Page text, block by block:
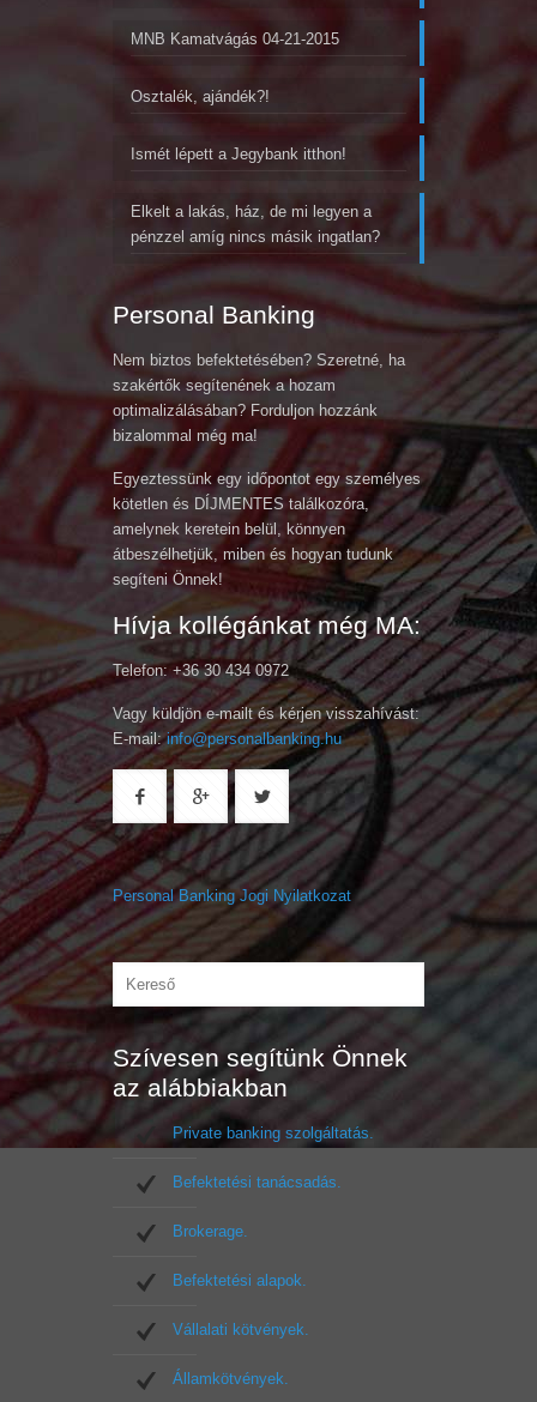
MNB Kamatvágás 04-21-2015
Osztalék, ajándék?!
Ismét lépett a Jegybank itthon!
Elkelt a lakás, ház, de mi legyen a
pénzzel amíg nincs másik ingatlan?
Personal Banking
Nem biztos befektetésében? Szeretné, ha
szakértők segítenének a hozam
optimalizálásában? Forduljon hozzánk
bizalommal még ma!
Egyeztessünk egy időpontot egy személyes
kötetlen és DÍJMENTES találkozóra,
amelynek keretein belül, könnyen
átbeszélhetjük, miben és hogyan tudunk
segíteni Önnek!
Hívja kollégánkat még MA:
Telefon: +36 30 434 0972
Vagy küldjön e-mailt és kérjen visszahívást:
E-mail:info@personalbanking.hu
Personal Banking Jogi Nyilatkozat
Szívesen segítünk Önnek
az alábbiakban
Private banking szolgáltatás.
Befektetési tanácsadás.
Brokerage.
Befektetési alapok.
Vállalati kötvények.
Államkötvények.